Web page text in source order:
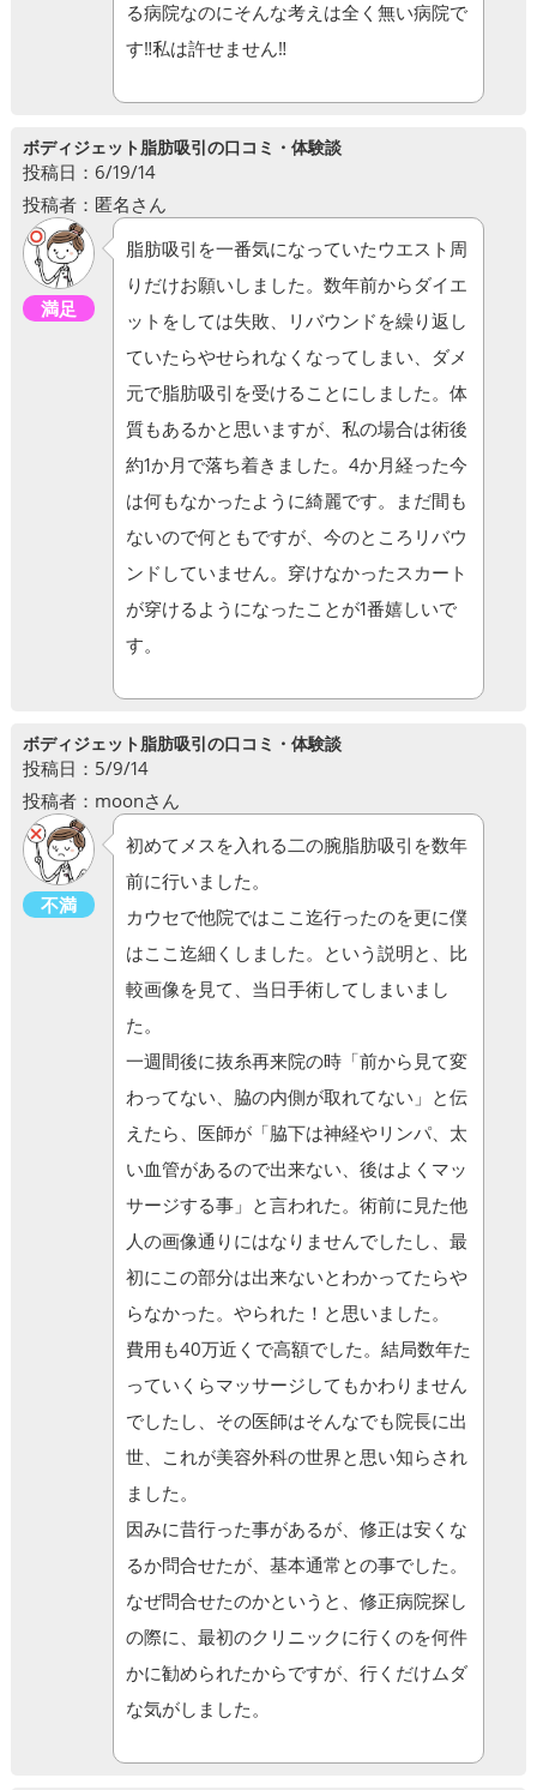
る病院なのにそんな考えは全く無い病院で
す‼︎私は許せません‼︎
ボディジェット脂肪吸引の口コミ・体験談
投稿日：6/19/14
投稿者：匿名さん
満足
脂肪吸引を一番気になっていたウエスト周
りだけお願いしました。数年前からダイエ
ットをしては失敗、リバウンドを繰り返し
ていたらやせられなくなってしまい、ダメ
元で脂肪吸引を受けることにしました。体
質もあるかと思いますが、私の場合は術後
約1か月で落ち着きました。4か月経った今
は何もなかったように綺麗です。まだ間も
ないので何ともですが、今のところリバウ
ンドしていません。穿けなかったスカート
が穿けるようになったことが1番嬉しいで
す。
ボディジェット脂肪吸引の口コミ・体験談
投稿日：5/9/14
投稿者：moonさん
不満
初めてメスを入れる二の腕脂肪吸引を数年
前に行いました。
カウセで他院ではここ迄行ったのを更に僕
はここ迄細くしました。という説明と、比
較画像を見て、当日手術してしまいまし
た。
一週間後に抜糸再来院の時「前から見て変
わってない、脇の内側が取れてない」と伝
えたら、医師が「脇下は神経やリンパ、太
い血管があるので出来ない、後はよくマッ
サージする事」と言われた。術前に見た他
人の画像通りにはなりませんでしたし、最
初にこの部分は出来ないとわかってたらや
らなかった。やられた！と思いました。
費用も40万近くで高額でした。結局数年た
っていくらマッサージしてもかわりません
でしたし、その医師はそんなでも院長に出
世、これが美容外科の世界と思い知らされ
ました。
因みに昔行った事があるが、修正は安くな
るか問合せたが、基本通常との事でした。
なぜ問合せたのかというと、修正病院探し
の際に、最初のクリニックに行くのを何件
かに勧められたからですが、行くだけムダ
な気がしました。